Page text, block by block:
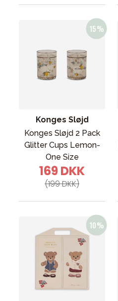
Konges Sløjd
Konges Sløjd 2 Pack
Glitter Cups Lemon-
One Size
169 DKK
(199 DKK)